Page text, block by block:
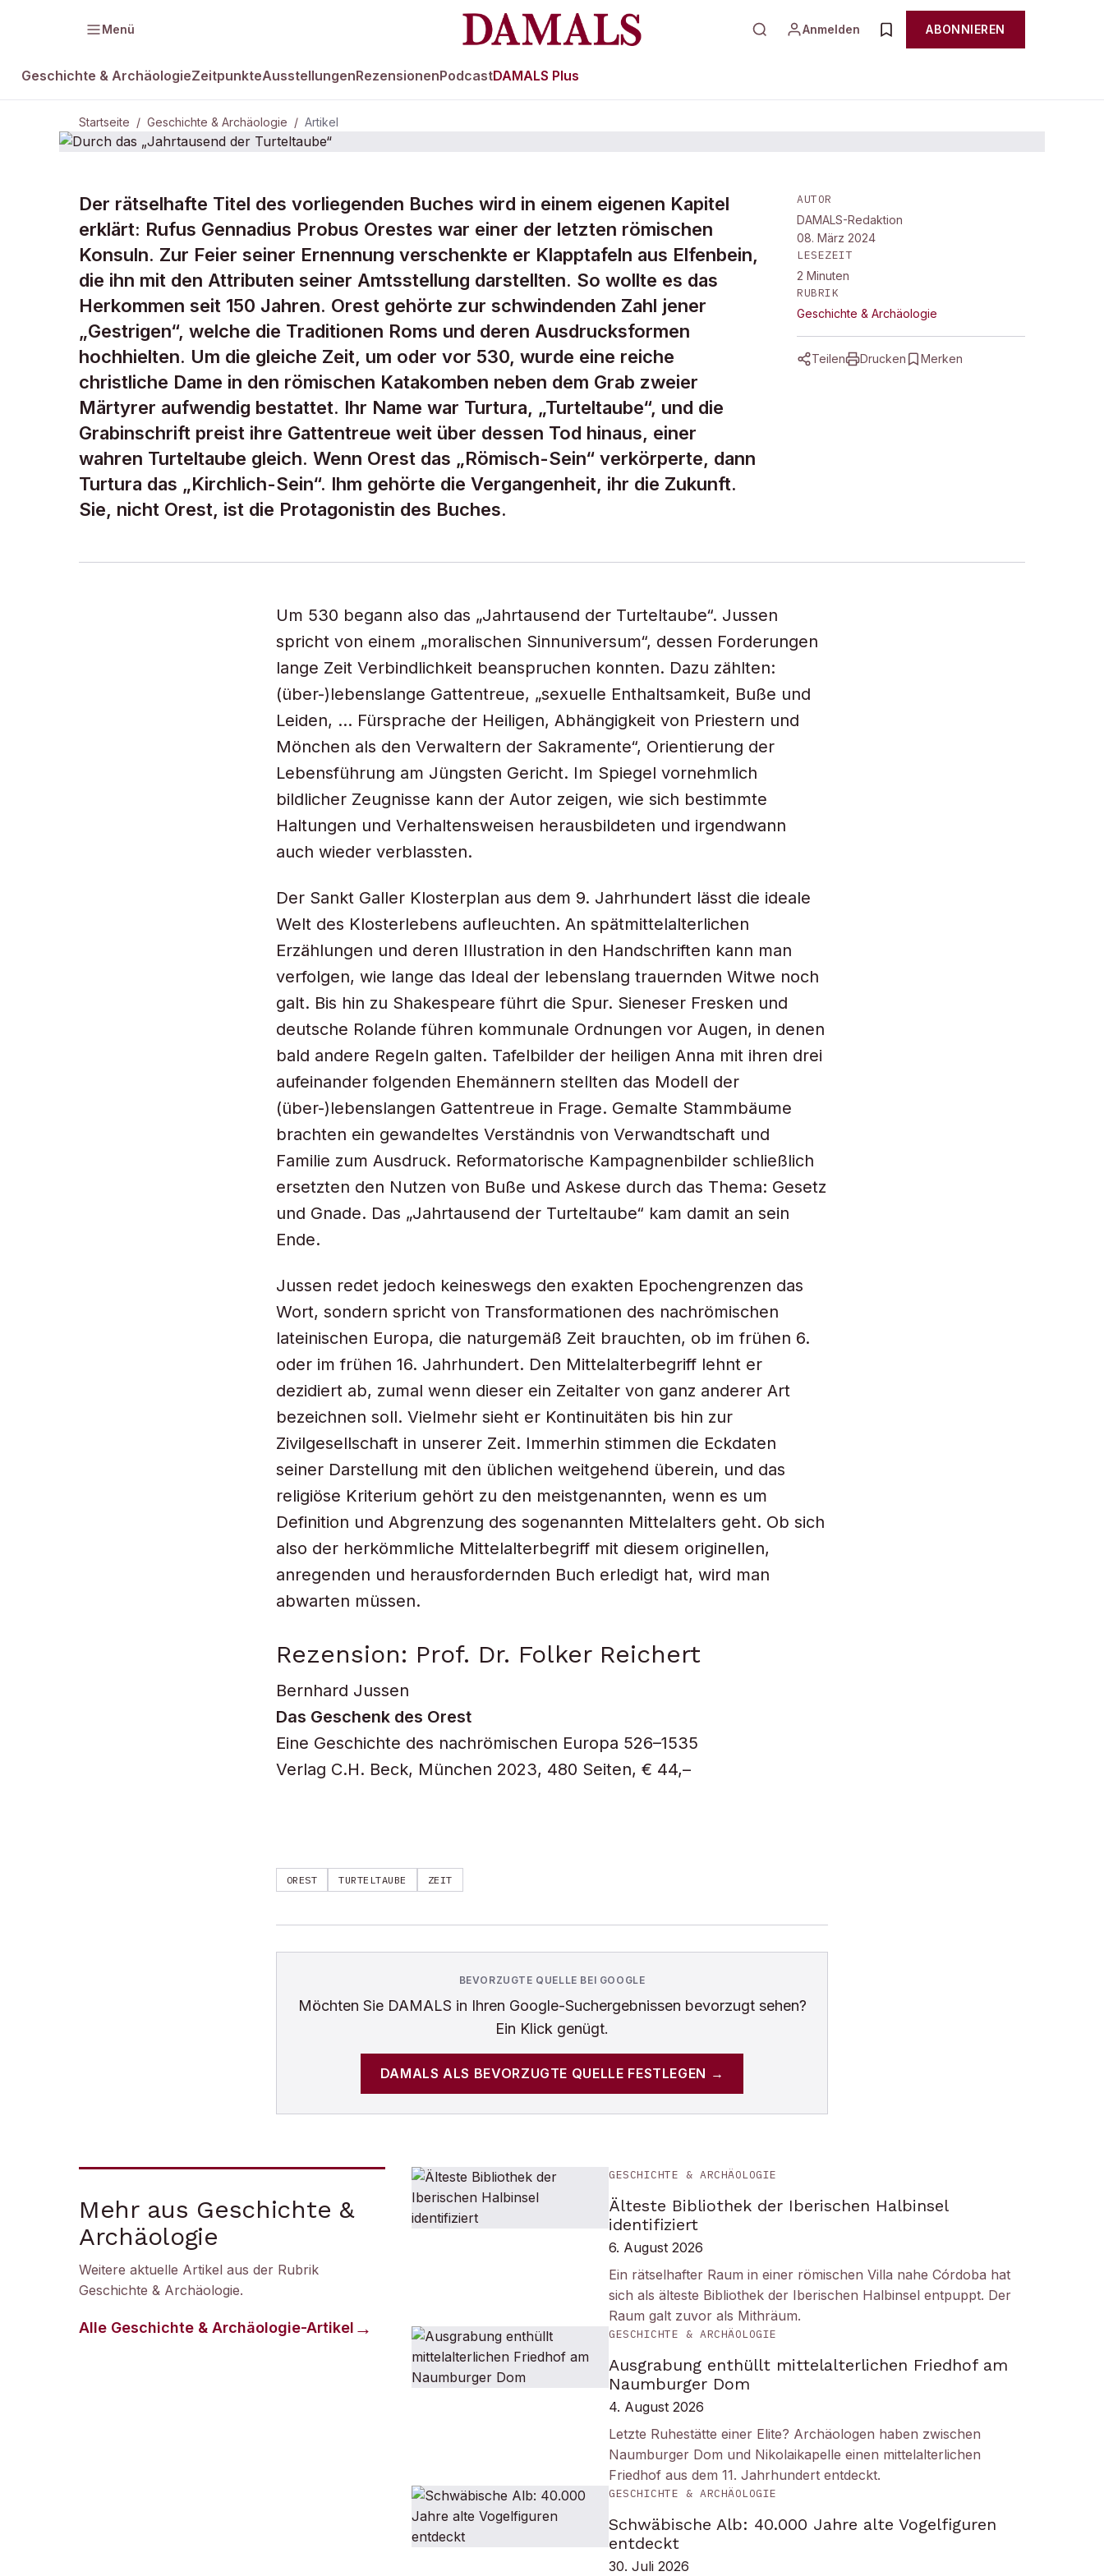
Menü Anmelden ABONNIEREN
Geschichte & ArchäologieZeitpunkteAusstellungenRezensionenPodcastDAMALS Plus
Startseite / Geschichte & Archäologie / Artikel
GESCHICHTE & ARCHÄOLOGIE
Durch das „Jahrtausend der
Turteltaube“
Der rätselhafte Titel des vorliegenden Buches wird in einem eigenen Kapitel
erklärt: Rufus Gennadius Probus Orestes war einer der letzten römischen
Konsuln. Zur Feier seiner Ernennung verschenkte er Klapptafeln aus Elfenbein,
die ihn mit den Attributen seiner Amtsstellung darstellten. So wollte es das
Herkommen seit 150 Jahren. Orest gehörte zur schwindenden Zahl jener
„Gestrigen“, welche die Traditionen Roms und deren Ausdrucksformen
hochhielten. Um die gleiche Zeit, um oder vor 530, wurde eine reiche
christliche Dame in den römischen Katakomben neben dem Grab zweier
Märtyrer aufwendig bestattet. Ihr Name war Turtura, „Turteltaube“, und die
Grabinschrift preist ihre Gattentreue weit über dessen Tod hinaus, einer
wahren Turteltaube gleich. Wenn Orest das „Römisch-Sein“ verkörperte, dann
Turtura das „Kirchlich-Sein“. Ihm gehörte die Vergangenheit, ihr die Zukunft.
Sie, nicht Orest, ist die Protagonistin des Buches.
AUTOR
DAMALS-Redaktion
08. März 2024
LESEZEIT
2 Minuten
RUBRIK
Geschichte & Archäologie
Teilen Drucken Merken
Um 530 begann also das „Jahrtausend der Turteltaube“. Jussen
spricht von einem „moralischen Sinnuniversum“, dessen Forderungen
lange Zeit Verbindlichkeit beanspruchen konnten. Dazu zählten:
(über-)lebenslange Gattentreue, „sexuelle Enthaltsamkeit, Buße und
Leiden, … Fürsprache der Heiligen, Abhängigkeit von Priestern und
Mönchen als den Verwaltern der Sakramente“, Orientierung der
Lebensführung am Jüngsten Gericht. Im Spiegel vornehmlich
bildlicher Zeugnisse kann der Autor zeigen, wie sich bestimmte
Haltungen und Verhaltensweisen herausbildeten und irgendwann
auch wieder verblassten.
Der Sankt Galler Klosterplan aus dem 9. Jahrhundert lässt die ideale
Welt des Klosterlebens aufleuchten. An spätmittelalterlichen
Erzählungen und deren Illustration in den Handschriften kann man
verfolgen, wie lange das Ideal der lebenslang trauernden Witwe noch
galt. Bis hin zu Shakespeare führt die Spur. Sieneser Fresken und
deutsche Rolande führen kommunale Ordnungen vor Augen, in denen
bald andere Regeln galten. Tafelbilder der heiligen Anna mit ihren drei
aufeinander folgenden Ehemännern stellten das Modell der
(über-)lebenslangen Gattentreue in Frage. Gemalte Stammbäume
brachten ein gewandeltes Verständnis von Verwandtschaft und
Familie zum Ausdruck. Reformatorische Kampagnenbilder schließlich
ersetzten den Nutzen von Buße und Askese durch das Thema: Gesetz
und Gnade. Das „Jahrtausend der Turteltaube“ kam damit an sein
Ende.
Jussen redet jedoch keineswegs den exakten Epochengrenzen das
Wort, sondern spricht von Transformationen des nachrömischen
lateinischen Europa, die naturgemäß Zeit brauchten, ob im frühen 6.
oder im frühen 16. Jahrhundert. Den Mittelalterbegriff lehnt er
dezidiert ab, zumal wenn dieser ein Zeitalter von ganz anderer Art
bezeichnen soll. Vielmehr sieht er Kontinuitäten bis hin zur
Zivilgesellschaft in unserer Zeit. Immerhin stimmen die Eckdaten
seiner Darstellung mit den üblichen weitgehend überein, und das
religiöse Kriterium gehört zu den meistgenannten, wenn es um
Definition und Abgrenzung des sogenannten Mittelalters geht. Ob sich
also der herkömmliche Mittelalterbegriff mit diesem originellen,
anregenden und herausfordernden Buch erledigt hat, wird man
abwarten müssen.
Rezension: Prof. Dr. Folker Reichert
Bernhard Jussen
Das Geschenk des Orest
Eine Geschichte des nachrömischen Europa 526–1535
Verlag C.H. Beck, München 2023, 480 Seiten, € 44,–
OREST TURTELTAUBE ZEIT
BEVORZUGTE QUELLE BEI GOOGLE
Möchten Sie DAMALS in Ihren Google-Suchergebnissen bevorzugt sehen?
Ein Klick genügt.
DAMALS ALS BEVORZUGTE QUELLE FESTLEGEN →
Mehr aus Geschichte &
Archäologie
Weitere aktuelle Artikel aus der Rubrik
Geschichte & Archäologie.
Alle Geschichte & Archäologie-Artikel
GESCHICHTE & ARCHÄOLOGIE
Älteste Bibliothek der Iberischen Halbinsel
identifiziert
6. August 2026
Ein rätselhafter Raum in einer römischen Villa nahe Córdoba hat
sich als älteste Bibliothek der Iberischen Halbinsel entpuppt. Der
Raum galt zuvor als Mithräum.
GESCHICHTE & ARCHÄOLOGIE
Ausgrabung enthüllt mittelalterlichen Friedhof am
Naumburger Dom
4. August 2026
Letzte Ruhestätte einer Elite? Archäologen haben zwischen
Naumburger Dom und Nikolaikapelle einen mittelalterlichen
Friedhof aus dem 11. Jahrhundert entdeckt.
GESCHICHTE & ARCHÄOLOGIE
Schwäbische Alb: 40.000 Jahre alte Vogelfiguren
entdeckt
30. Juli 2026